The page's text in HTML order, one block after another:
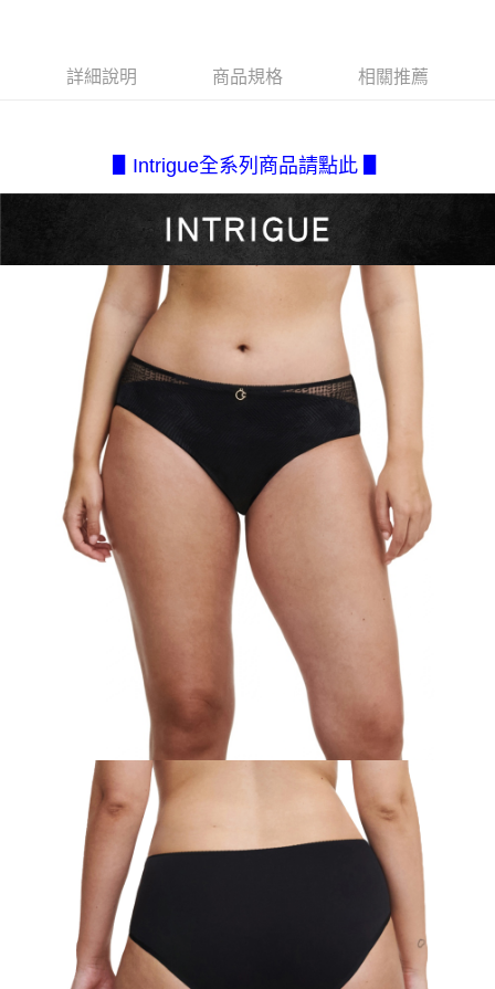
2.透過簡訊連結打開帳單後，可選擇「超商條碼／台灣大直營門市／銀行轉
1.本服務係由「台灣大哥大股份有限公司」（以下簡稱本公司）所提供，讓
用戶於交易時，得透過本服務購買商品或服務，並由商店將買賣／分期付款
買賣價金債權讓與本公司後，依約使用本公司帳單繳交帳款。
2.基於同意付款使用「大哥付你分期」之契約關係目的，商店將以您的個人
資料（包含姓名、電話或地址）提供予台灣大哥大進項蒐集、處理及利用，
3.完整用戶服務條款，請詳閱以下連結：
https://oppay.tw/userRule
結帳頁面，進行簡訊認證並確認金額後，即可完成結帳。
※ 請注意：結帳手續完成當下不需立刻繳費，但若您需要取消訂單，請聯絡
※ 交易是否成功請以「AFTEE先享後付 」之結帳頁面顯示為準，若有關於
是否繳費成功／繳費後需取消欲退款等相關疑問，請聯繫「AFTEE先享後付
客戶支援中心」https://netprotections.freshdesk.com/support/home
【注意事項】
１．透過由恩沛科技股份有限公司提供之「AFTEE先享後付」服務完成之交
易，需依本服務之必要範圍內提供個人資料，並將交易相關給付款項請求債
權轉讓予恩沛科技股份有限公司。
２．關於個人資料處理事宜，請瀏覽以下網址：
https://aftee.tw/terms/#terms3
３．未成年的使用者請事先徵得法定代理人或監護人之同意方可使用
「AFTEE先享後付」，若未經同意申辦者引起之損失，本公司不負相關責
４．使用「AFTEE先享後付」時，將依據個別帳號之用戶狀況，依本公司即
時審查核予不同之上限額度；若仍有額度不足之情形，本公司將視審查結果
請求用戶進行身份認證。
５．嚴禁一人註冊多個帳號或使用他人資訊註冊。若發現惡意使用之情形，
恩沛科技股份有限公司將有權停止該用戶之使用額度並採取法律行動。
每筆NT$80，滿NT$2,500(含以上)免運費
每筆NT$80，滿NT$2,500(含以上)免運費
宅配(不含釣魚台列嶼、東沙、南沙、虎井島、桶盤島、望安、七
美、白沙、烈嶼、烏坵、蘭嶼)
每筆NT$200
詳細說明 商品規格 相關推薦
▋Intrigue全系列商品請點此 ▋